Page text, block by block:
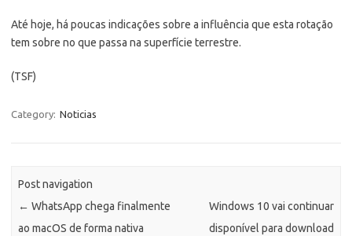
Até hoje, há poucas indicações sobre a influência que esta rotação
tem sobre no que passa na superfície terrestre.
(TSF)
Category: Noticias
Post navigation
← WhatsApp chega finalmente
ao macOS de forma nativa
Windows 10 vai continuar
disponível para download